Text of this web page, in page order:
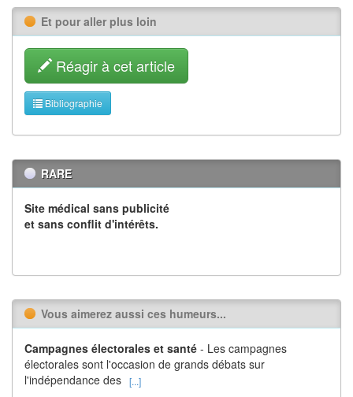
Et pour aller plus loin
Réagir à cet article
Bibliographie
RARE
Site médical sans publicité
et sans conflit d'intérêts.
Vous aimerez aussi ces humeurs...
Campagnes électorales et santé - Les campagnes
électorales sont l'occasion de grands débats sur
l'indépendance des [...]